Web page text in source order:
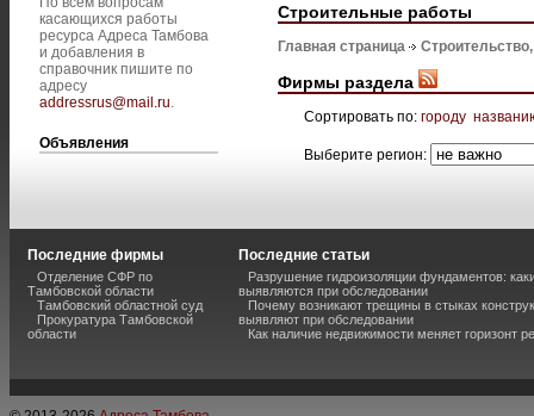
касающихся работы
ресурса Адреса Тамбова
и добавления в
справочник пишите по
адресу
addressrus@mail.ru.
Объявления
Строительные работы
Главная страница
Фирмы раздела
Сортировать по: городу
Выберите регион:
Последние фирмы
Отделение СФР по
Тамбовской области
Тамбовский областной суд
Прокуратура Тамбовской
области
Последние статьи
Разрушение гидроизоляции фундаментов:
выявляются при обследовании
Почему возникают трещины в стыках
выявляют при обследовании
Как наличие недвижимости меняет горизонт